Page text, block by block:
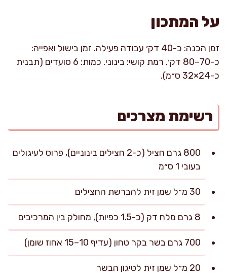
על המתכון
זמן הכנה: כ-40 דק׳ עבודה פעילה. זמן בישול ואפייה:
כ-70–80 דק׳. רמת קושי: בינוני. כמות: 6 סועדים (תבנית
כ-24×32 ס״מ).
רשימת מצרכים
800 גרם חציל (כ-2 חצילים בינוניים), פרוס לעיגולים
בעובי 1 ס״מ
30 מ״ל שמן זית להברשת החצילים
8 גרם מלח דק (כ-1.5 כפיות), מחולק בין המרכיבים
700 גרם בשר בקר טחון (עדיף 10–15 אחוז שומן)
20 מ״ל שמן זית לטיגון הבשר